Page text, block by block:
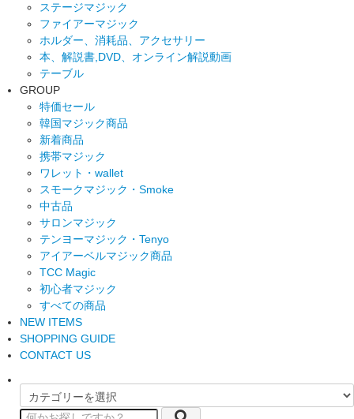
ステージマジック
ファイアーマジック
ホルダー、消耗品、アクセサリー
本、解説書,DVD、オンライン解説動画
テーブル
GROUP
特価セール
韓国マジック商品
新着商品
携帯マジック
ワレット・wallet
スモークマジック・Smoke
中古品
サロンマジック
テンヨーマジック・Tenyo
アイアーベルマジック商品
TCC Magic
初心者マジック
すべての商品
NEW ITEMS
SHOPPING GUIDE
CONTACT US